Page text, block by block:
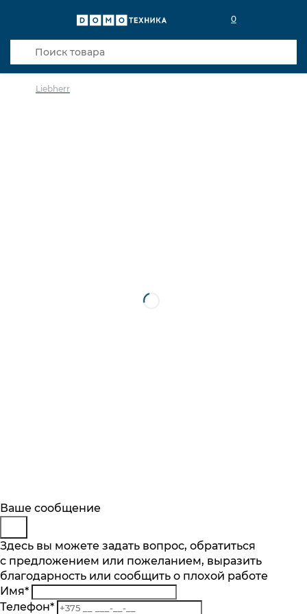
0
Liebherr
Покупка в 1 клик
Имя*
E-mail*
Телефон*
Комментарий
Описание
Отзывы
Основные характеристики
Макс. количество бутылок об. 0,75 л.
107
Количество температурных зон шт.
Будьте в курсе
Подпишитесь на последние обновления
и узнавайте о новинках и специальных
предложениях первыми
Подписаться
Заказ обратного звонка
Представьтесь
Телефон*
Комментарий
Ваше сообщение
Здесь вы можете задать вопрос, обратиться
с предложением или пожеланием, выразить
благодарность или сообщить о плохой работе
Имя*
Телефон*